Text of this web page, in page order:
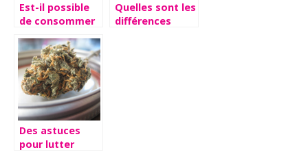
Est-il possible
de consommer
perime ?
Quelles sont les
différences
Des astuces
pour lutter